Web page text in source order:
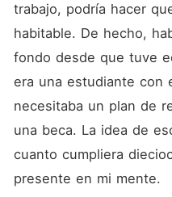
trabajo, podría hacer
habitable. De hecho,
fondo desde que tuve
era una estudiante con
necesitaba un plan de
una beca. La idea de
cuanto cumpliera
presente en mi mente.